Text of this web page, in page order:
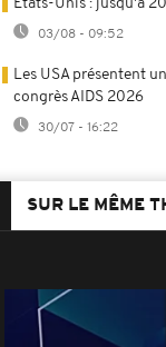
États-Unis : jusqu'à
03/08 - 09:52
Les USA présentent
congrès AIDS 2026
30/07 - 16:22
SUR LE MÊME